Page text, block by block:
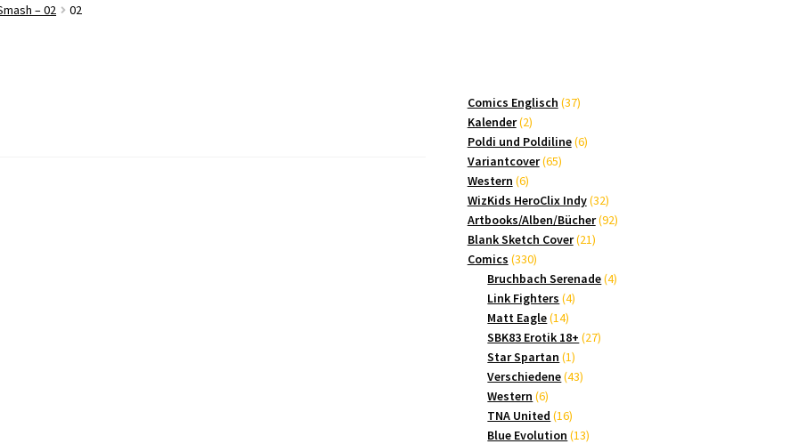
– 02 02
Comics Englisch 3737
Kalender 22
Produkte
Poldi und Poldiline 66
Variantcover 6565
Western 66
Produkte
WizKids HeroClix Indy 3232
Produkte
Artbooks/Alben/Bücher 9292
Blank Sketch Cover 2121
Comics 330330
Produkte
Bruchbach Serenade 44
Link Fighters 44
Matt Eagle 1414
Produkte
SBK83 Erotik 18+ 2727
Star Spartan 11
Produkt
Verschiedene 4343
Western 66
Produkte
TNA United 1616
Produkte
Blue Evolution 1313